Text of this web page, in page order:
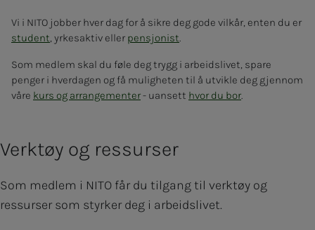
Vi i NITO jobber hver dag for å sikre deg gode vilkår, enten du er
student , yrkesaktiv eller pensjonist
Som medlem skal du føle deg trygg i arbeidslivet, spare
penger i hverdagen og få muligheten til å utvikle deg gjennom
våre kurs og arrangementer- uansett hvor du bor
Verktøy og ressurser
Som medlem i NITO får du tilgang til verktøy og
ressurser som styrker deg i arbeidslivet.